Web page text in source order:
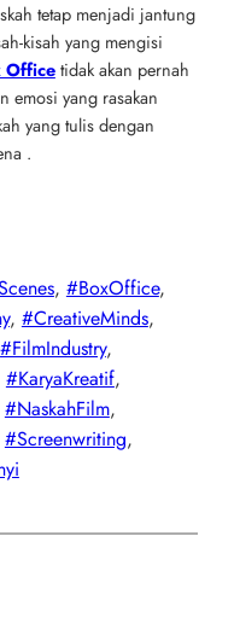
tetap menjadi jantung
kisah yang mengisi
Officetidak akan pernah
emosi yang rasakan
yang tulis dengan
.
, #BoxOffice
, #CreativeMinds
#FilmIndustry
#KaryaKreatif
#NaskahFilm
#Screenwriting